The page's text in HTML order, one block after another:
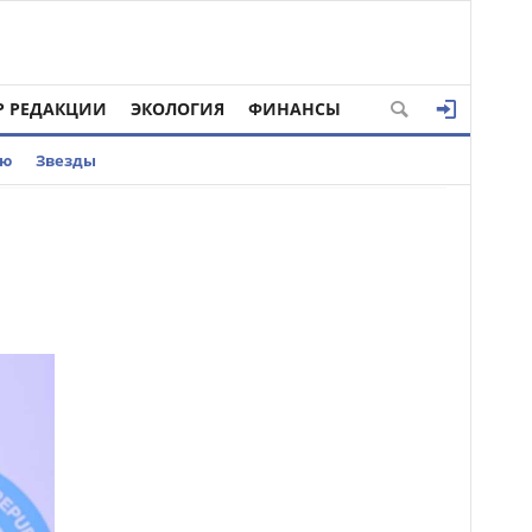
РЕДАКЦИИ ЭКОЛОГИЯ ФИНАНСЫ
Звезды